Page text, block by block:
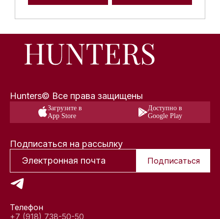
Hunters© Все права защищены
Загрузите в
App Store
Доступно в
Google Play
Подписаться на рассылку
Подписаться
Телефон
+7 (918) 738-50-50